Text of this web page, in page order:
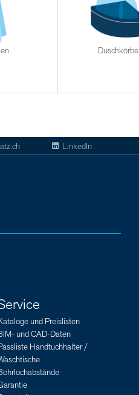
Duschkörbe
LinkedIn
und Preislisten
und CAD-Daten
Handtuchhalter /